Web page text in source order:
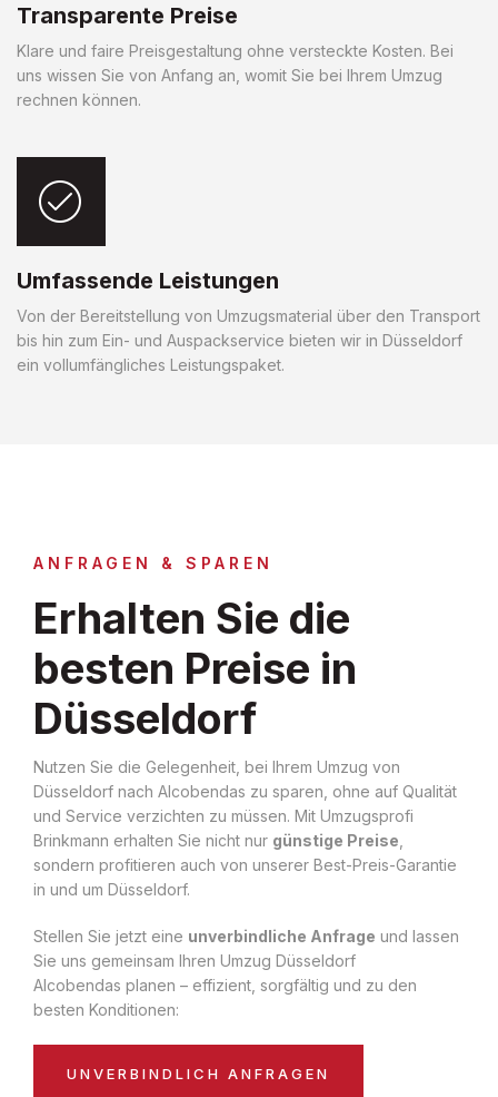
Transparente Preise
Klare und faire Preisgestaltung ohne versteckte Kosten. Bei
uns wissen Sie von Anfang an, womit Sie bei Ihrem Umzug
rechnen können.
Umfassende Leistungen
Von der Bereitstellung von Umzugsmaterial über den Transport
bis hin zum Ein- und Auspackservice bieten wir in Düsseldorf
ein vollumfängliches Leistungspaket.
ANFRAGEN & SPAREN
Erhalten Sie die
besten Preise in
Düsseldorf
Nutzen Sie die Gelegenheit, bei Ihrem Umzug von
Düsseldorf nach Alcobendas zu sparen, ohne auf Qualität
und Service verzichten zu müssen. Mit Umzugsprofi
Brinkmann erhalten Sie nicht nur günstige Preise
sondern profitieren auch von unserer Best-Preis-Garantie
in und um Düsseldorf.
Stellen Sie jetzt eine unverbindliche Anfrage und lassen
Sie uns gemeinsam Ihren Umzug Düsseldorf
Alcobendas planen – effizient, sorgfältig und zu den
besten Konditionen:
UNVERBINDLICH ANFRAGEN